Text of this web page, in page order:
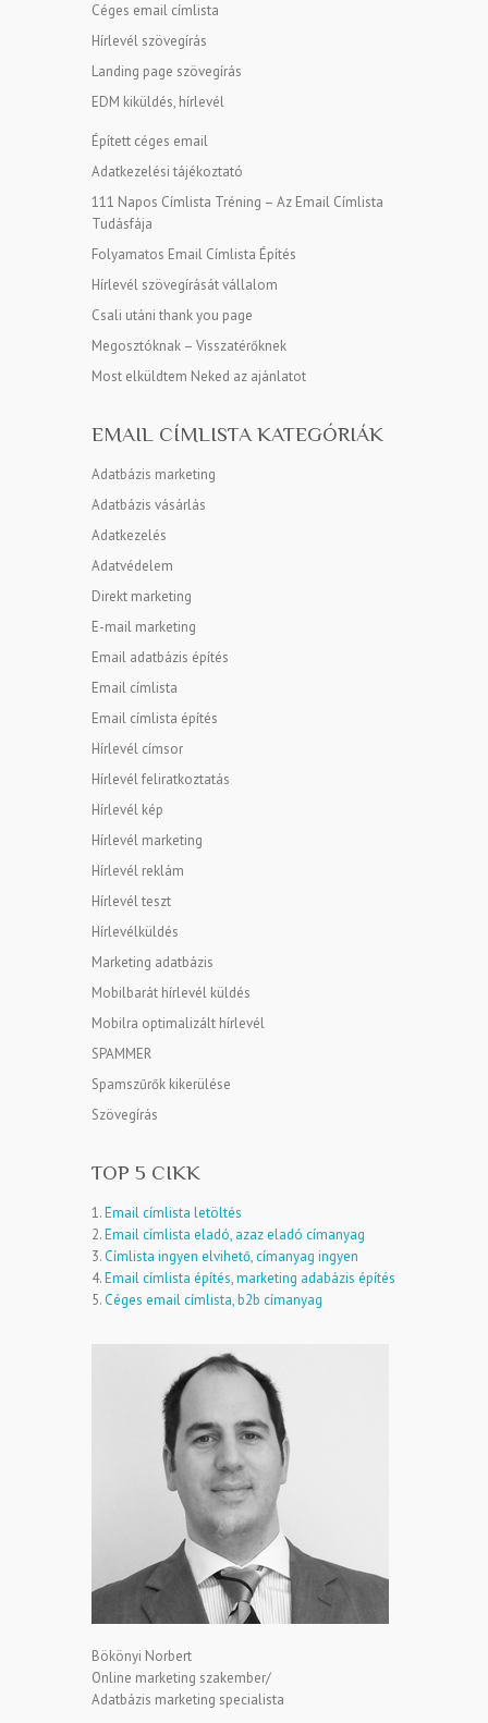
Céges email címlista
Hírlevél szövegírás
Landing page szövegírás
EDM kiküldés, hírlevél
Épített céges email
Adatkezelési tájékoztató
111 Napos Címlista Tréning – Az Email Címlista
Tudásfája
Folyamatos Email Címlista Építés
Hírlevél szövegírását vállalom
Csali utáni thank you page
Megosztóknak – Visszatérőknek
Most elküldtem Neked az ajánlatot
EMAIL CÍMLISTA KATEGÓRIÁK
Adatbázis marketing
Adatbázis vásárlás
Adatkezelés
Adatvédelem
Direkt marketing
E-mail marketing
Email adatbázis építés
Email címlista
Email címlista építés
Hírlevél címsor
Hírlevél feliratkoztatás
Hírlevél kép
Hírlevél marketing
Hírlevél reklám
Hírlevél teszt
Hírlevélküldés
Marketing adatbázis
Mobilbarát hírlevél küldés
Mobilra optimalizált hírlevél
SPAMMER
Spamszűrők kikerülése
Szövegírás
TOP 5 CIKK
1.Email címlista letöltés
2.Email címlista eladó, azaz eladó címanyag
3.Címlista ingyen elvihető, címanyag ingyen
4.Email címlista építés, marketing adabázis építés
5.Céges email címlista, b2b címanyag
Bökönyi Norbert
Online marketing szakember/
Adatbázis marketing specialista